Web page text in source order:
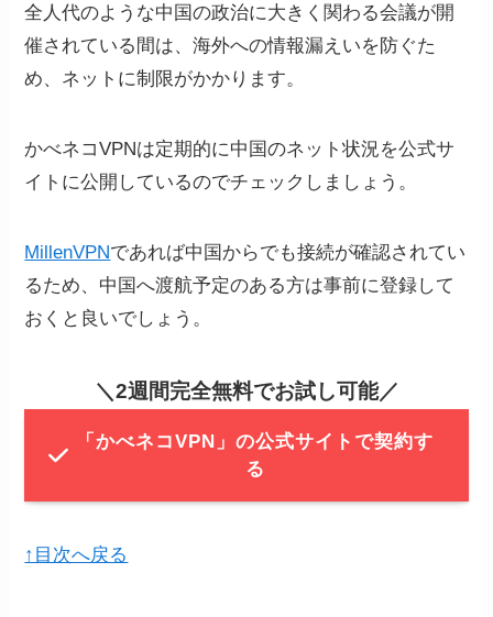
全人代のような中国の政治に大きく関わる会議が開
催されている間は、海外への情報漏えいを防ぐた
め、ネットに制限がかかります。
かべネコVPNは定期的に中国のネット状況を公式サ
イトに公開しているのでチェックしましょう。
MillenVPNであれば中国からでも接続が確認されてい
るため、中国へ渡航予定のある方は事前に登録して
おくと良いでしょう。
＼2週間完全無料でお試し可能／
「かべネコVPN」の公式サイトで契約す
る
↑目次へ戻る